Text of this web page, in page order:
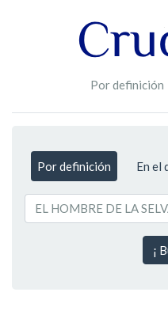
Por definición
Por definición En el
¡